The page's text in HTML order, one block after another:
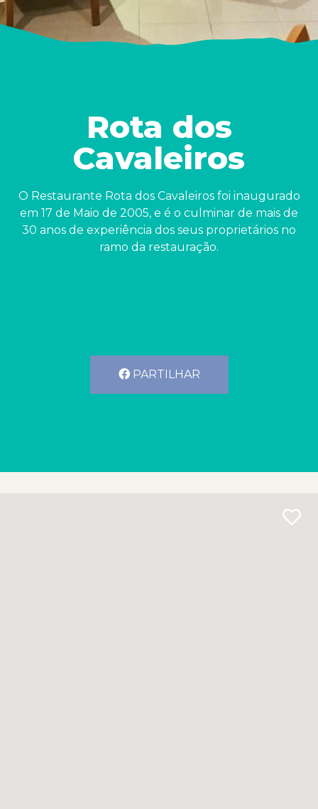
Rota dos
Cavaleiros
O Restaurante Rota dos Cavaleiros foi inaugurado
em 17 de Maio de 2005, e é o culminar de mais de
30 anos de experiência dos seus proprietários no
ramo da restauração.
PARTILHAR